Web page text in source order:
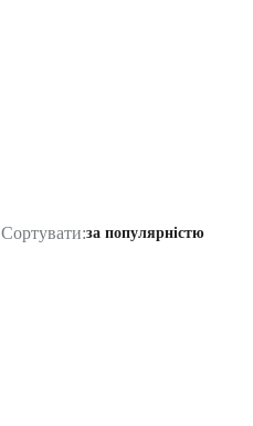
Сортувати:за популярністю